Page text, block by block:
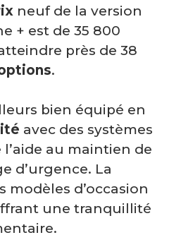
neuf de la version
+ est de 35 800
près de 38
.
bien équipé en
avec des systèmes
au maintien de
d’urgence. La
modèles d’occasion
une tranquillité